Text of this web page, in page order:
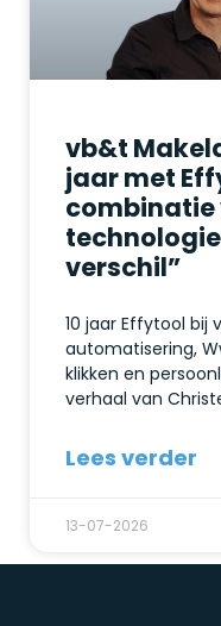
vb&t
jaar met
combinatie
verschil”
10 jaar Effytool bij
automatisering,
klikken en
verhaal van
Lees verder
13-07-2026